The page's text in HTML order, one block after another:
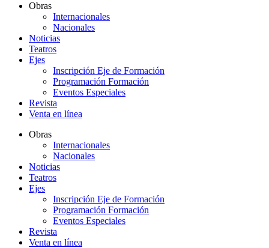
Obras
Internacionales
Nacionales
Noticias
Teatros
Ejes
Inscripción Eje de Formación
Programación Formación
Eventos Especiales
Revista
Venta en línea
Obras
Internacionales
Nacionales
Noticias
Teatros
Ejes
Inscripción Eje de Formación
Programación Formación
Eventos Especiales
Revista
Venta en línea